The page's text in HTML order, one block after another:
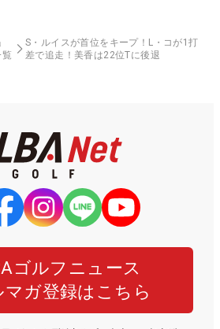
S・ルイスが首位をキープ！L・コが1打
差で追走！美香は22位Tに後退
ゴルフニュース
マガ登録はこちら